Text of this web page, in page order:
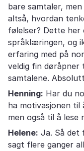
bare samtaler,
altså, hvordan
følelser? Dette her
språklæringen, og
erfaring med på
veldig fin døråpner
samtalene.
Henning: Har du
ha motivasjonen til
men også til å lese
Helene: Ja. Så det
sagt flere ganger